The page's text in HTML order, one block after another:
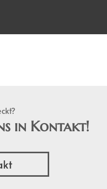
in Kontakt!